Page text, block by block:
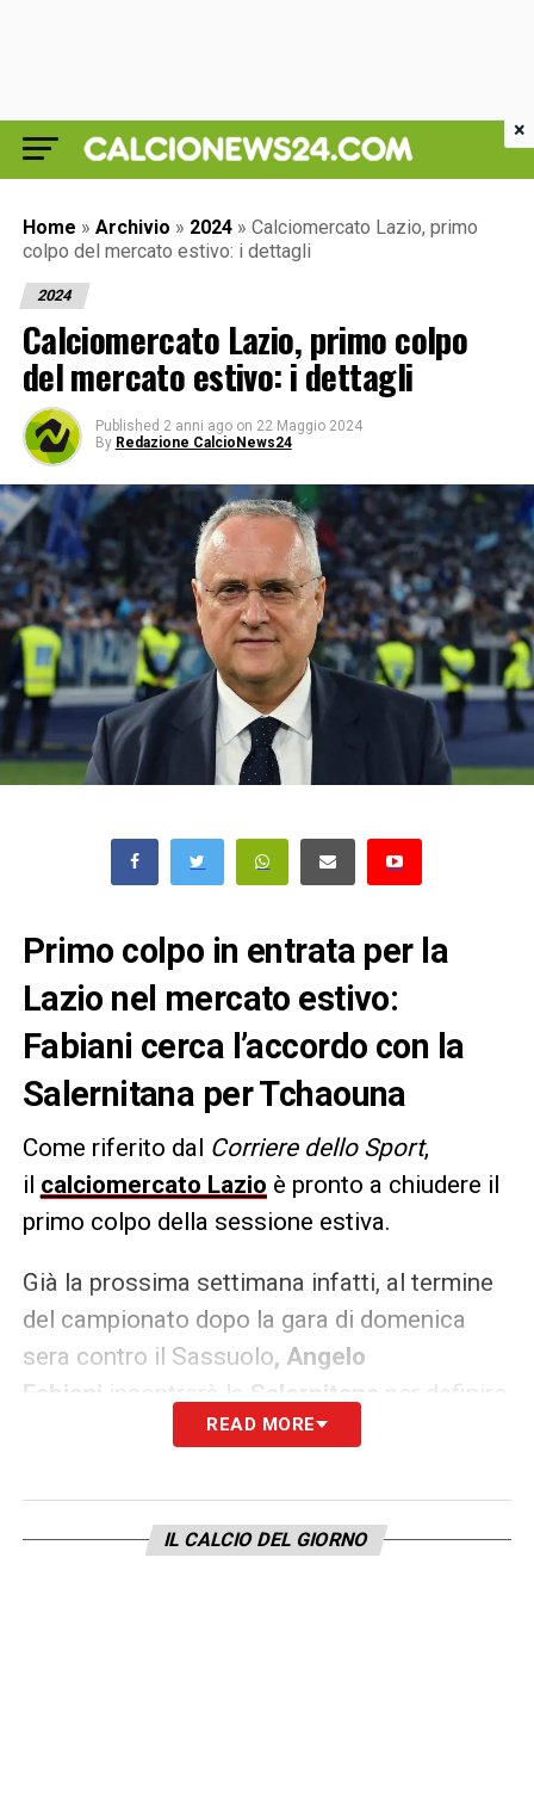
Home » Archivio » 2024 » Calciomercato Lazio, primo
colpo del mercato estivo: i dettagli
2024
Calciomercato Lazio, primo colpo
del mercato estivo: i dettagli
Published 2 anni ago on 22 Maggio 2024
By Redazione CalcioNews24
Primo colpo in entrata per la
Lazio nel mercato estivo:
Fabiani cerca l’accordo con la
Salernitana per Tchaouna
Come riferito dal Corriere dello Sport,
il calciomercato Lazio è pronto a chiudere il
primo colpo della sessione estiva.
Già la prossima settimana infatti, al termine
del campionato dopo la gara di domenica
sera contro il Sassuolo, Angelo
Fabiani incontrerà la Salernitana
per definire
Tchaouna. Costo
Lazio, in virtù della retrocessione dei
campani, cercherà di ottenere uno sconto sul
READ MORE
IL CALCIO DEL GIORNO
×